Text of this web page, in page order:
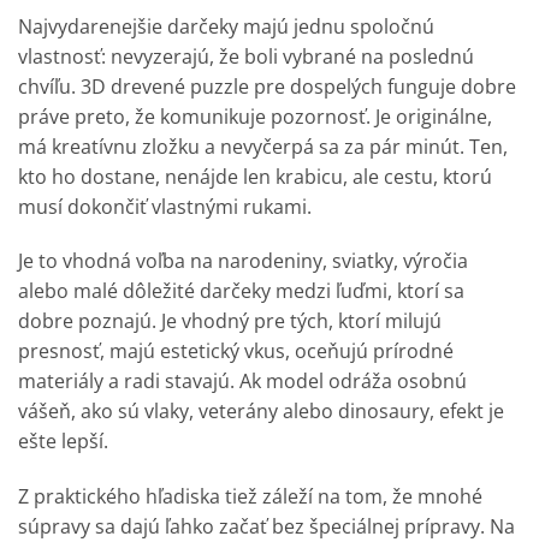
Najvydarenejšie darčeky majú jednu spoločnú
vlastnosť: nevyzerajú, že boli vybrané na poslednú
chvíľu. 3D drevené puzzle pre dospelých funguje dobre
práve preto, že komunikuje pozornosť. Je originálne,
má kreatívnu zložku a nevyčerpá sa za pár minút. Ten,
kto ho dostane, nenájde len krabicu, ale cestu, ktorú
musí dokončiť vlastnými rukami.
Je to vhodná voľba na narodeniny, sviatky, výročia
alebo malé dôležité darčeky medzi ľuďmi, ktorí sa
dobre poznajú. Je vhodný pre tých, ktorí milujú
presnosť, majú estetický vkus, oceňujú prírodné
materiály a radi stavajú. Ak model odráža osobnú
vášeň, ako sú vlaky, veterány alebo dinosaury, efekt je
ešte lepší.
Z praktického hľadiska tiež záleží na tom, že mnohé
súpravy sa dajú ľahko začať bez špeciálnej prípravy. Na